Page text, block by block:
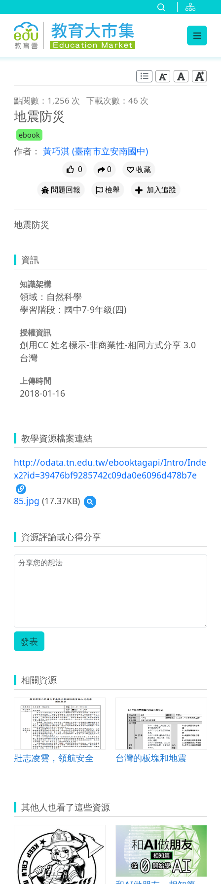
點閱數：1,256 次 下載次數：46 次
地震防災
ebook
作者： 黃巧淇 (臺南市立安南國中)
0 0
收藏
問題回報
檢舉 加入追蹤
地震防災
資訊
知識架構
領域：自然科學
學習階段：國中7-9年級(四)
授權資訊
創用CC 姓名標示-非商業性-相同方式分享 3.0
台灣
上傳時間
2018-01-16
教學資源檔案連結
http://odata.tn.edu.tw/ebooktagapi/Intro/Inde
x2?id=39476bf9285742c09da0e6096d478b7e
85.jpg (17.37KB)
預
覽
資源評論或心得分享
發表
相關資源
壯志凌雲，領航安全 台灣的板塊和地震
其他人也看了這些資源